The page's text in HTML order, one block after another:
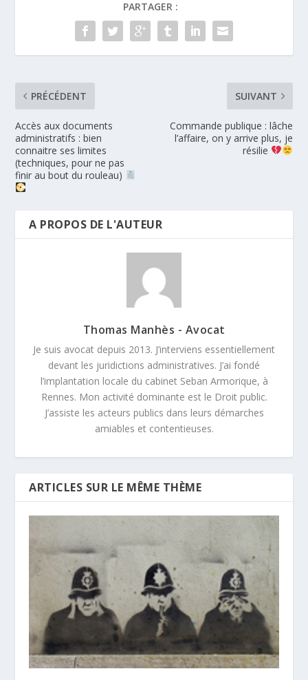
PARTAGER :
PRÉCÉDENT
Accès aux documents
administratifs : bien
connaitre ses limites
(techniques, pour ne pas
finir au bout du rouleau)
SUIVANT
Commande publique : lâche
l’affaire, on y arrive plus, je
résilie
A PROPOS DE L'AUTEUR
Thomas Manhès - Avocat
Je suis avocat depuis 2013. J’interviens essentiellement
devant les juridictions administratives. J’ai fondé
l’implantation locale du cabinet Seban Armorique, à
Rennes. Mon activité dominante est le Droit public.
J’assiste les acteurs publics dans leurs démarches
amiables et contentieuses.
ARTICLES SUR LE MÊME THÈME